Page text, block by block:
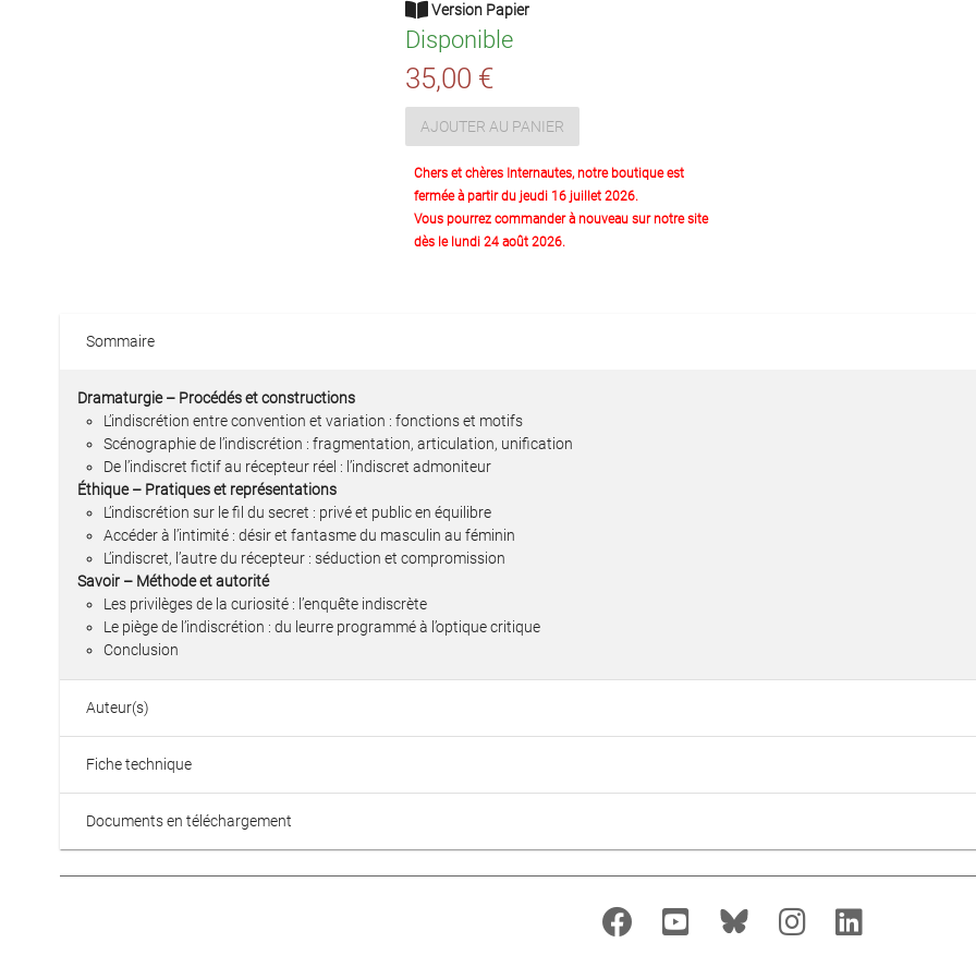
Version Papier
Disponible
35,00 €
AJOUTER AU PANIER
Chers et chères Internautes, notre boutique est
fermée à partir du jeudi 16 juillet 2026.
Vous pourrez commander à nouveau sur notre site
dès le lundi 24 août 2026.
Sommaire
Dramaturgie – Procédés et constructions
L’indiscrétion entre convention et variation : fonctions et motifs
Scénographie de l’indiscrétion : fragmentation, articulation, unification
De l’indiscret fictif au récepteur réel : l’indiscret admoniteur
Éthique – Pratiques et représentations
L’indiscrétion sur le fil du secret : privé et public en équilibre
Accéder à l’intimité : désir et fantasme du masculin au féminin
L’indiscret, l’autre du récepteur : séduction et compromission
Savoir – Méthode et autorité
Les privilèges de la curiosité : l’enquête indiscrète
Le piège de l’indiscrétion : du leurre programmé à l’optique critique
Conclusion
Auteur(s)
Fiche technique
Documents en téléchargement